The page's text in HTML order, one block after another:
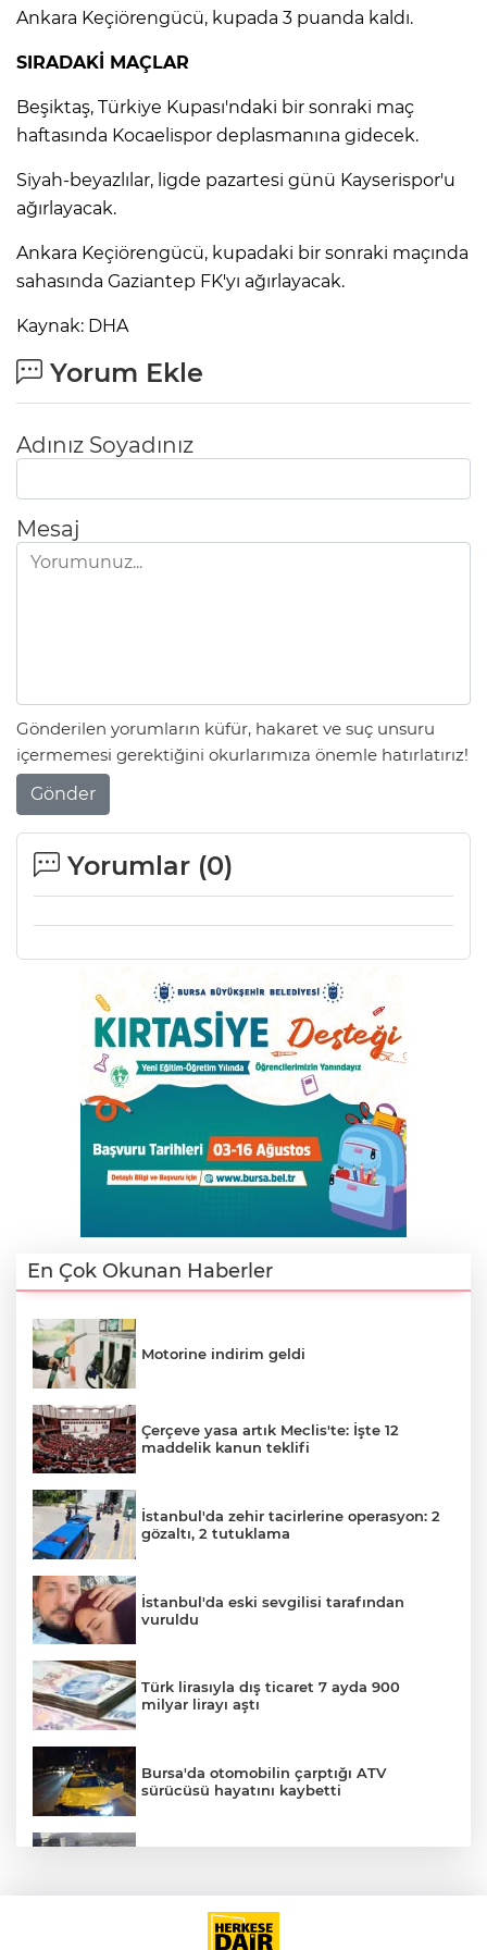
Ankara Keçiörengücü, kupada 3 puanda kaldı.
SIRADAKİ MAÇLAR
Beşiktaş, Türkiye Kupası'ndaki bir sonraki maç
haftasında Kocaelispor deplasmanına gidecek.
Siyah-beyazlılar, ligde pazartesi günü Kayserispor'u
ağırlayacak.
Ankara Keçiörengücü, kupadaki bir sonraki maçında
sahasında Gaziantep FK'yı ağırlayacak.
Kaynak: DHA
Yorum Ekle
Adınız Soyadınız
Mesaj
Gönderilen yorumların küfür, hakaret ve suç unsuru
içermemesi gerektiğini okurlarımıza önemle hatırlatırız!
Gönder
Yorumlar (0)
En Çok Okunan Haberler
Motorine indirim geldi
Çerçeve yasa artık Meclis'te: İşte 12
maddelik kanun teklifi
İstanbul'da zehir tacirlerine operasyon: 2
gözaltı, 2 tutuklama
İstanbul'da eski sevgilisi tarafından
vuruldu
Türk lirasıyla dış ticaret 7 ayda 900
milyar lirayı aştı
Bursa'da otomobilin çarptığı ATV
sürücüsü hayatını kaybetti